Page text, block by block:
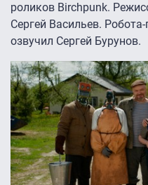
роликов Birchpunk.
Сергей Васильев.
озвучил Сергей Бурунов.